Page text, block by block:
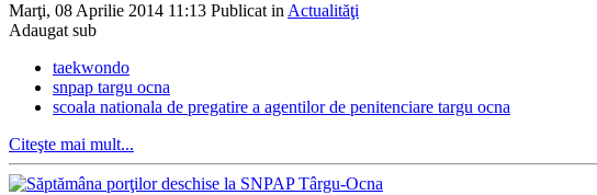
Marţi, 08 Aprilie 2014 11:13 Publicat in Actualităţi
Adaugat sub
taekwondo
snpap targu ocna
scoala nationala de pregatire a agentilor de penitenciare targu ocna
Citeşte mai mult...